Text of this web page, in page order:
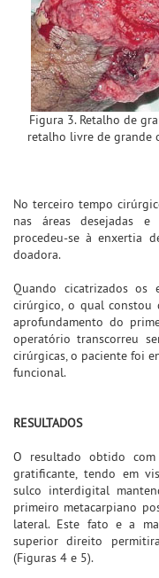
Figura 3. Retalho de
retalho livre de grande
No terceiro tempo
nas áreas desejadas
procedeu-se à enxertia
doadora.
Quando cicatrizados os
cirúrgico, o qual constou
aprofundamento do
operatório transcorreu
cirúrgicas, o paciente foi
funcional.
RESULTADOS
O resultado obtido
gratificante, tendo em
sulco interdigital
primeiro metacarpiano
lateral. Este fato e a
superior direito
(Figuras 4 e 5).